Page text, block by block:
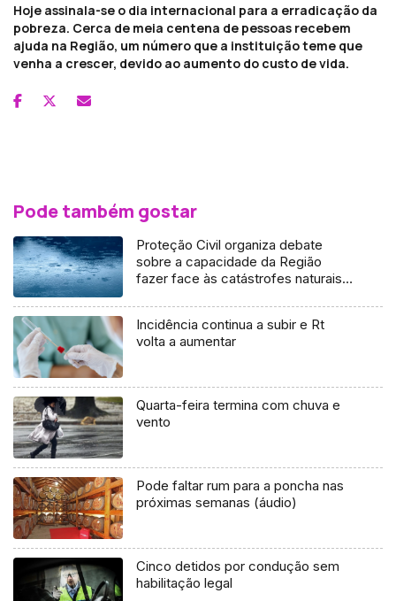
Hoje assinala-se o dia internacional para a erradicação da
pobreza. Cerca de meia centena de pessoas recebem
ajuda na Região, um número que a instituição teme que
venha a crescer, devido ao aumento do custo de vida.
Pode também gostar
Proteção Civil organiza debate
sobre a capacidade da Região
fazer face às catástrofes naturais
Incidência continua a subir e Rt
volta a aumentar
Quarta-feira termina com chuva e
vento
Pode faltar rum para a poncha nas
próximas semanas (áudio)
Cinco detidos por condução sem
habilitação legal